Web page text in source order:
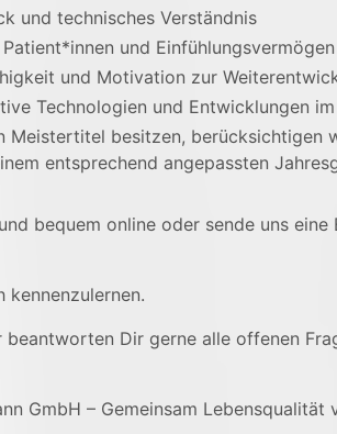
und technisches Verständnis
und Einfühlungsvermögen
und Motivation zur
Technologien und Entwicklungen
Meistertitel besitzen, berücksichtigen
entsprechend angepassten
bequem online oder sende uns eine
kennenzulernen.
beantworten Dir gerne alle offenen
GmbH – Gemeinsam Lebensqualität